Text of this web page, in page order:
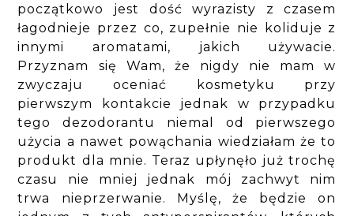
początkowo jest dość wyrazisty z czasem
łagodnieje przez co, zupełnie nie koliduje z
innymi aromatami, jakich używacie.
Przyznam się Wam, że nigdy nie mam w
zwyczaju oceniać kosmetyku przy
pierwszym kontakcie jednak w przypadku
tego dezodorantu niemal od pierwszego
użycia a nawet powąchania wiedziałam że to
produkt dla mnie. Teraz upłynęło już trochę
czasu nie mniej jednak mój zachwyt nim
trwa nieprzerwanie. Myślę, że będzie on